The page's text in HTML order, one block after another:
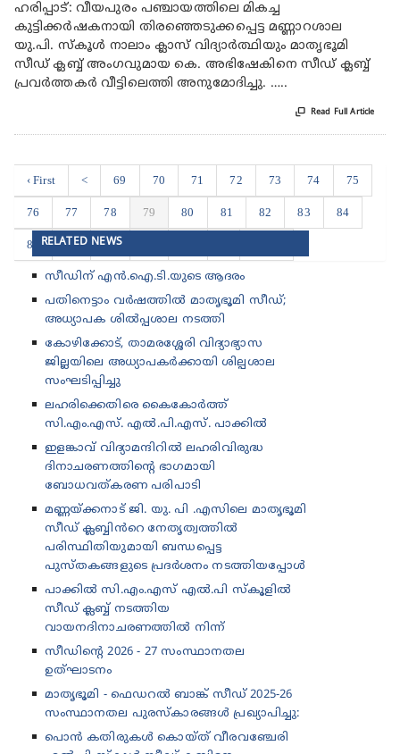
ഹരിപ്പാട്: വീയപുരം പഞ്ചായത്തിലെ മികച്ച
കുട്ടിക്കർഷകനായി തിരഞ്ഞെടുക്കപ്പെട്ട മണ്ണാറശാല
യു.പി. സ്‌കൂൾ നാലാം ക്ലാസ് വിദ്യാർത്ഥിയും മാതൃഭൂമി
സീഡ് ക്ലബ്ബ് അംഗവുമായ കെ. അഭിഷേകിനെ സീഡ് ക്ലബ്ബ്
പ്രവർത്തകർ വീട്ടിലെത്തി അനുമോദിച്ചു. …..
 Read Full Article
‹ First < 69 70 71 72 73 74 75
76 77 78 79 80 81 82 83 84
85 86 87
RELATED NEWS
സീഡിന് എൻ.ഐ.ടി.യുടെ ആദരം
പതിനെട്ടാം വർഷത്തിൽ മാതൃഭൂമി സീഡ്;
അധ്യാപക ശിൽപ്പശാല നടത്തി
കോഴിക്കോട്, താമരശ്ശേരി വിദ്യാഭ്യാസ
ജില്ലയിലെ അധ്യാപകർക്കായി ശില്പശാല
സംഘടിപ്പിച്ചു
ലഹരിക്കെതിരെ കൈകോർത്ത്
സി.എം.എസ്. എൽ.പി.എസ്. പാക്കിൽ
ഇളങ്കാവ് വിദ്യാമന്ദിറിൽ ലഹരിവിരുദ്ധ
ദിനാചരണത്തിന്റെ ഭാഗമായി
ബോധവത്കരണ പരിപാടി
മണ്ണയ്ക്കനാട് ജി. യു. പി .എസിലെ മാതൃഭൂമി
സീഡ് ക്ലബ്ബിൻറെ നേതൃത്വത്തിൽ
പരിസ്ഥിതിയുമായി ബന്ധപ്പെട്ട
പുസ്തകങ്ങളുടെ പ്രദർശനം നടത്തിയപ്പോൾ
പാക്കിൽ സി.എം.എസ് എൽ.പി സ്കൂളിൽ
സീഡ് ക്ലബ്ബ് നടത്തിയ
വായനദിനാചരണത്തിൽ നിന്ന്
സീഡിന്റെ 2026 - 27 സംസ്ഥാനതല
ഉത്‌ഘാടനം
മാതൃഭൂമി - ഫെഡറൽ ബാങ്ക് സീഡ് 2025-26
സംസ്ഥാനതല പുരസ്കാരങ്ങൾ പ്രഖ്യാപിച്ചു:
പൊൻ കതിരുകൾ കൊയ്ത് വീരവഞ്ചേരി